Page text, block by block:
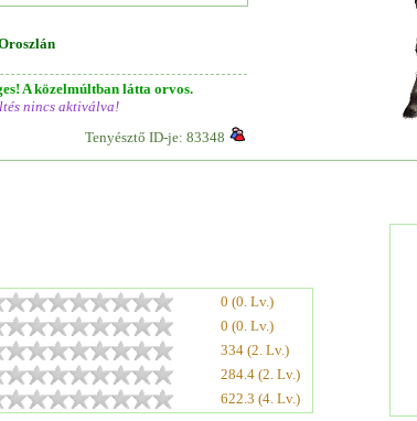
A közelmúltban látta orvos.
nincs aktiválva!
Tenyésztő ID-je: 83348
0 (0. Lv.)
0 (0. Lv.)
334 (2. Lv.)
284.4 (2. Lv.)
622.3 (4. Lv.)